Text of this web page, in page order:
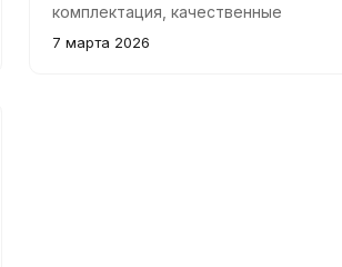
комплектация, качественные
экстракторы и хорошая эргономика.
7 марта 2026